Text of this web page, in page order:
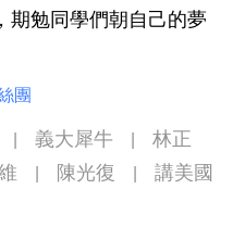
期勉同學們朝自己的夢
團
義大犀牛
林正
陳光復
講美國